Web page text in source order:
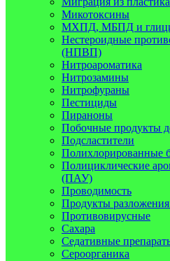
Микотоксины
МХПД, МБПД и
Нестероидные
(НПВП)
Нитроароматика
Нитрозамины
Нитрофураны
Пестициды
Пираноны
Побочные продукты
Подсластители
Полициклические
(ПАУ)
Проводимость
Продукты разложения
Противовирусные
Сахара
Седативные
Сероорганика